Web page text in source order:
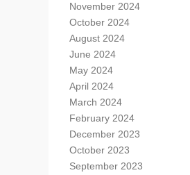
November 2024
October 2024
August 2024
June 2024
May 2024
April 2024
March 2024
February 2024
December 2023
October 2023
September 2023